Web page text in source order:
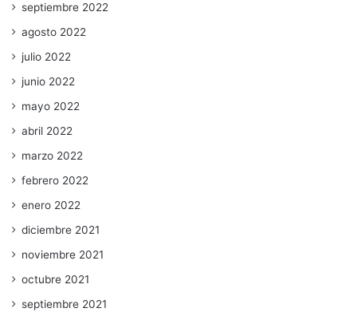
septiembre 2022
agosto 2022
julio 2022
junio 2022
mayo 2022
abril 2022
marzo 2022
febrero 2022
enero 2022
diciembre 2021
noviembre 2021
octubre 2021
septiembre 2021